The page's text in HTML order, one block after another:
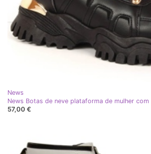
News
News Botas de neve plataforma de mulher
57,00 €